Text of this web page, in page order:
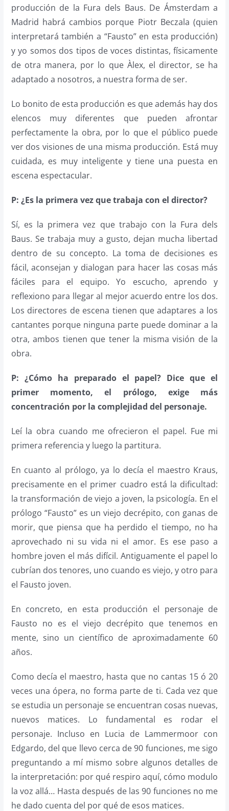
producción de la Fura dels Baus. De Ámsterdam a
Madrid habrá cambios porque Piotr Beczala (quien
interpretará también a “Fausto” en esta producción)
y yo somos dos tipos de voces distintas, físicamente
de otra manera, por lo que Àlex, el director, se ha
adaptado a nosotros, a nuestra forma de ser.
Lo bonito de esta producción es que además hay dos
elencos muy diferentes que pueden afrontar
perfectamente la obra, por lo que el público puede
ver dos visiones de una misma producción. Está muy
cuidada, es muy inteligente y tiene una puesta en
escena espectacular.
P: ¿Es la primera vez que trabaja con el director?
Sí, es la primera vez que trabajo con la Fura dels
Baus. Se trabaja muy a gusto, dejan mucha libertad
dentro de su concepto. La toma de decisiones es
fácil, aconsejan y dialogan para hacer las cosas más
fáciles para el equipo. Yo escucho, aprendo y
reflexiono para llegar al mejor acuerdo entre los dos.
Los directores de escena tienen que adaptares a los
cantantes porque ninguna parte puede dominar a la
otra, ambos tienen que tener la misma visión de la
obra.
P: ¿Cómo ha preparado el papel? Dice que el
primer momento, el prólogo, exige más
concentración por la complejidad del personaje.
Leí la obra cuando me ofrecieron el papel. Fue mi
primera referencia y luego la partitura.
En cuanto al prólogo, ya lo decía el maestro Kraus,
precisamente en el primer cuadro está la dificultad:
la transformación de viejo a joven, la psicología. En el
prólogo “Fausto” es un viejo decrépito, con ganas de
morir, que piensa que ha perdido el tiempo, no ha
aprovechado ni su vida ni el amor. Es ese paso a
hombre joven el más difícil. Antiguamente el papel lo
cubrían dos tenores, uno cuando es viejo, y otro para
el Fausto joven.
En concreto, en esta producción el personaje de
Fausto no es el viejo decrépito que tenemos en
mente, sino un científico de aproximadamente 60
años.
Como decía el maestro, hasta que no cantas 15 ó 20
veces una ópera, no forma parte de ti. Cada vez que
se estudia un personaje se encuentran cosas nuevas,
nuevos matices. Lo fundamental es rodar el
personaje. Incluso en Lucia de Lammermoor con
Edgardo, del que llevo cerca de 90 funciones, me sigo
preguntando a mí mismo sobre algunos detalles de
la interpretación: por qué respiro aquí, cómo modulo
la voz allá… Hasta después de las 90 funciones no me
he dado cuenta del por qué de esos matices.